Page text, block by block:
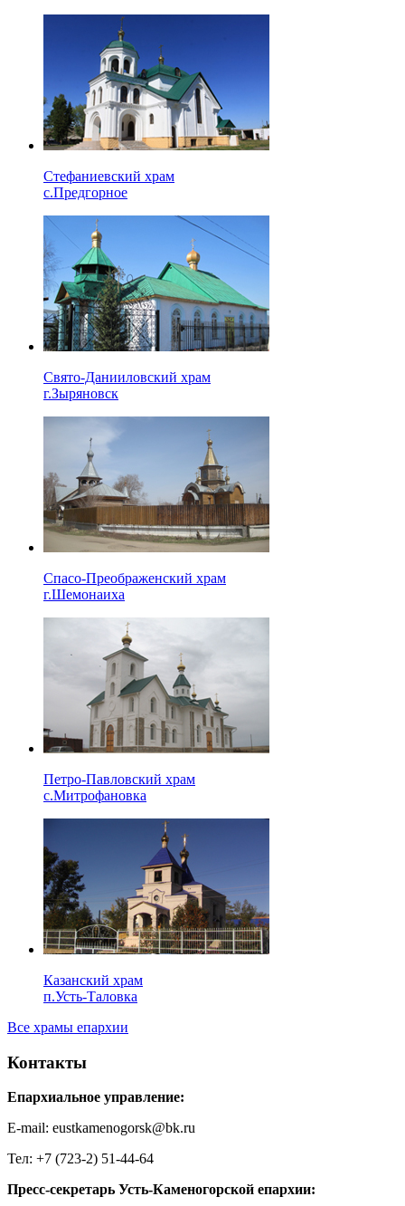
Стефаниевский храм
с.Предгорное
Свято-Данииловский храм
г.Зыряновск
Спасо-Преображенский храм
г.Шемонаиха
Петро-Павловский храм
с.Митрофановка
Казанский храм
п.Усть-Таловка
Все храмы епархии
Контакты
Епархиальное управление:
E-mail: eustkamenogorsk@bk.ru
Тел: +7 (723-2) 51-44-64
Пресс-секретарь Усть-Каменогорской епархии: